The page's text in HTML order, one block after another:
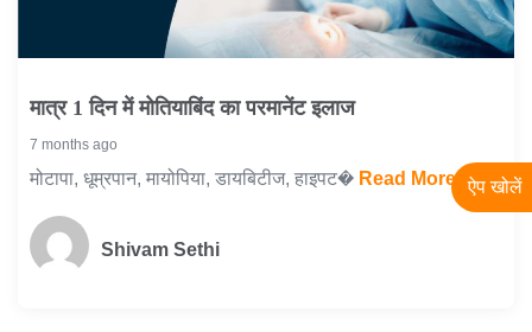
मात्र 1 दिन में मोतियाबिंद का परमानेंट इलाज
7 months ago
मोटापा, धूम्रपान, मायोपिया, डायबिटीज, हाइपट� Read More...
Shivam Sethi
ऐप खोलें